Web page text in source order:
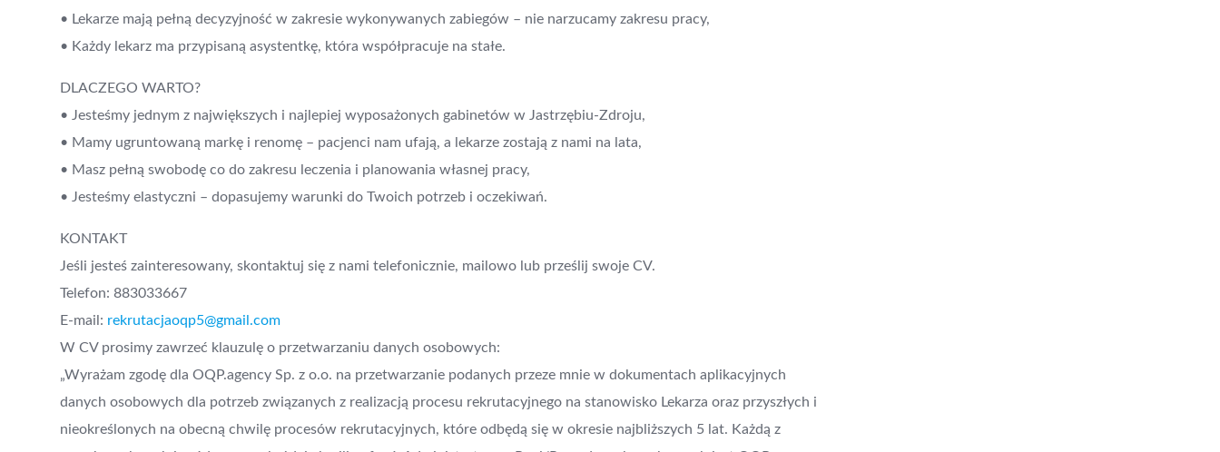
• Lekarze mają pełną decyzyjność w zakresie wykonywanych zabiegów – nie narzucamy zakresu pracy,
• Każdy lekarz ma przypisaną asystentkę, która współpracuje na stałe.
DLACZEGO WARTO?
• Jesteśmy jednym z największych i najlepiej wyposażonych gabinetów w Jastrzębiu-Zdroju,
• Mamy ugruntowaną markę i renomę – pacjenci nam ufają, a lekarze zostają z nami na lata,
• Masz pełną swobodę co do zakresu leczenia i planowania własnej pracy,
• Jesteśmy elastyczni – dopasujemy warunki do Twoich potrzeb i oczekiwań.
KONTAKT
Jeśli jesteś zainteresowany, skontaktuj się z nami telefonicznie, mailowo lub prześlij swoje CV.
Telefon: 883033667
E-mail: rekrutacjaoqp5@gmail.com
W CV prosimy zawrzeć klauzulę o przetwarzaniu danych osobowych:
„Wyrażam zgodę dla OQP.agency Sp. z o.o. na przetwarzanie podanych przeze mnie w dokumentach aplikacyjnych
danych osobowych dla potrzeb związanych z realizacją procesu rekrutacyjnego na stanowisko Lekarza oraz przyszłych i
nieokreślonych na obecną chwilę procesów rekrutacyjnych, które odbędą się w okresie najbliższych 5 lat. Każdą z